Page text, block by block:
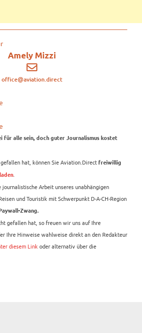
Amely Mizzi
office@aviation.direct
für alle sein, doch guter Journalismus kostet
hat, können Sie Aviation.Direct freiwillig
Arbeit unseres unabhängigen
und Touristik mit Schwerpunkt D-A-CH-Region
Zwang.
gefallen hat, so freuen wir uns auf Ihre
Ihre Hinweise wahlweise direkt an den Redakteur
diesem Link oder alternativ über die